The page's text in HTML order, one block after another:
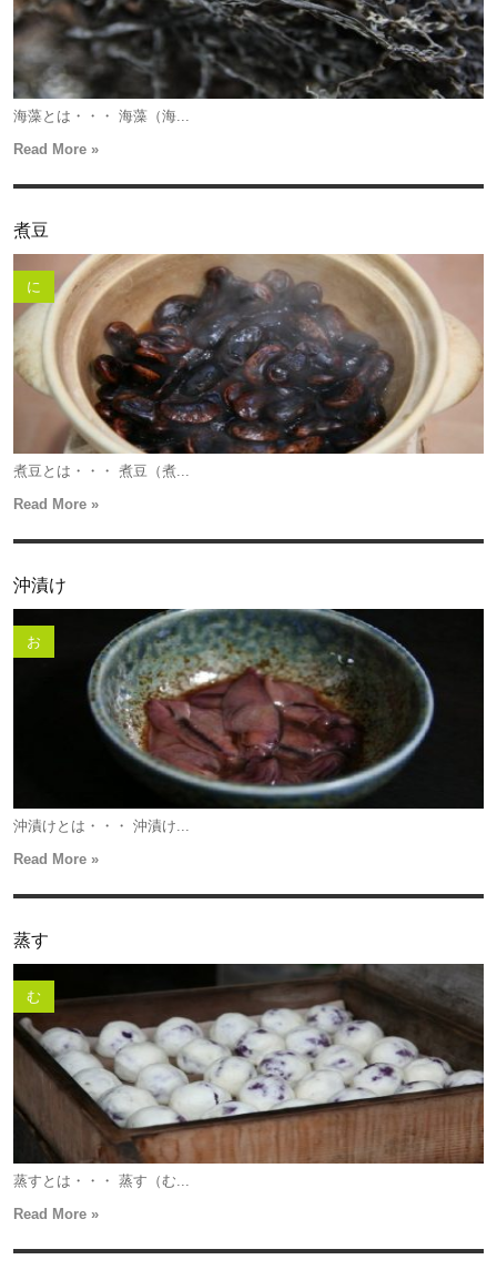
海藻とは・・・ 海藻（海...
Read More »
煮豆
に
煮豆とは・・・ 煮豆（煮...
Read More »
沖漬け
お
沖漬けとは・・・ 沖漬け...
Read More »
蒸す
む
蒸すとは・・・ 蒸す（む...
Read More »